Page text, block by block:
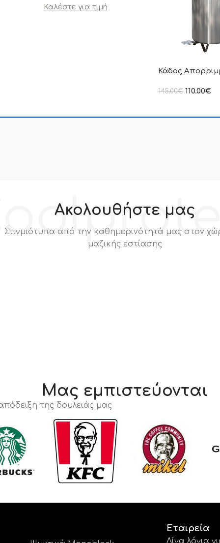
Καλέστε για τιμή
Κάδος
145.00€ 110.00€
Ακολουθήστε μας
Στιγμιότυπα από την καθημερινότητά μας στον
μαζικής εστίασης
Μας εμπιστεύονται
της δουλειάς μας
Εταιρεία
Λίγα λόγια